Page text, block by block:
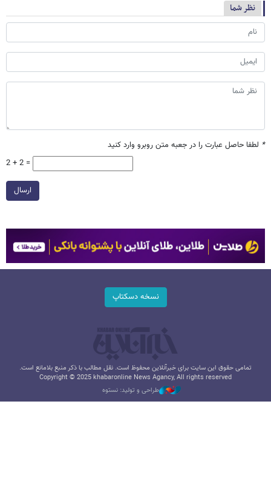
نظر شما
* لطفا حاصل عبارت را در جعبه متن روبرو وارد کنید
2 + 2 =
ارسال
نسخه دسکتاپ
تمامی حقوق این سایت برای خبرآنلاین محفوظ است. نقل مطالب با ذکر منبع بلامانع است.
Copyright © 2025 khabaronline News Agancy, All rights reserved
طراحی و تولید: نستوه